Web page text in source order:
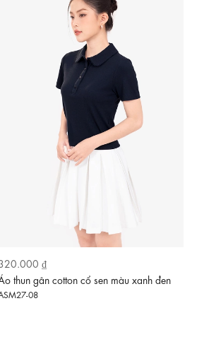
₫
thun gân cotton cổ sen màu xanh đen
08